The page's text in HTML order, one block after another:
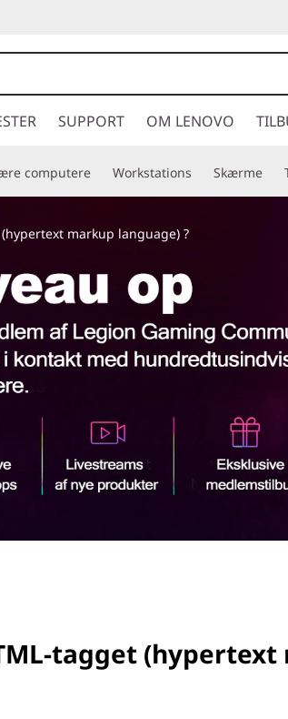
SUPPORT OM LENOVO
computere Workstations Skærme
markup language) ?
tagget